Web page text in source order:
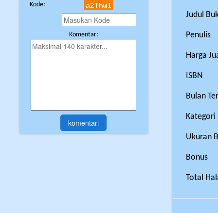
Kode:
Komentar:
Judul
Penulis
Harga
ISBN
Bulan
Kategori
Ukuran
Bonus
Total